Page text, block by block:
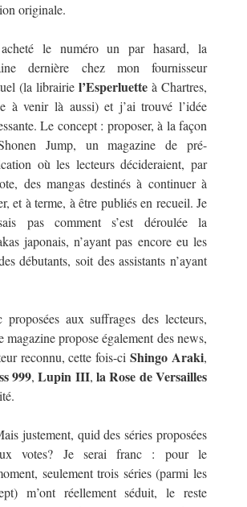
originale.
le numéro un par hasard, la
dernière chez mon fournisseur
(la librairie l’Esperluette à Chartres,
à venir là aussi) et j’ai trouvé l’idée
Le concept : proposer, à la façon
Jump, un magazine de pré-
où les lecteurs décideraient, par
des mangas destinés à continuer à
et à terme, à être publiés en recueil. Je
pas comment s’est déroulée la
japonais, n’ayant pas encore eu les
débutants, soit des assistants n’ayant
aux suffrages des lecteurs,
magazine propose également des news,
reconnu, cette fois-ciShingo Araki,
999,Lupin III,la Rose de Versailles
justement, quid des séries proposées
votes? Je serai franc : pour le
seulement trois séries (parmi les
m’ont réellement séduit, le reste